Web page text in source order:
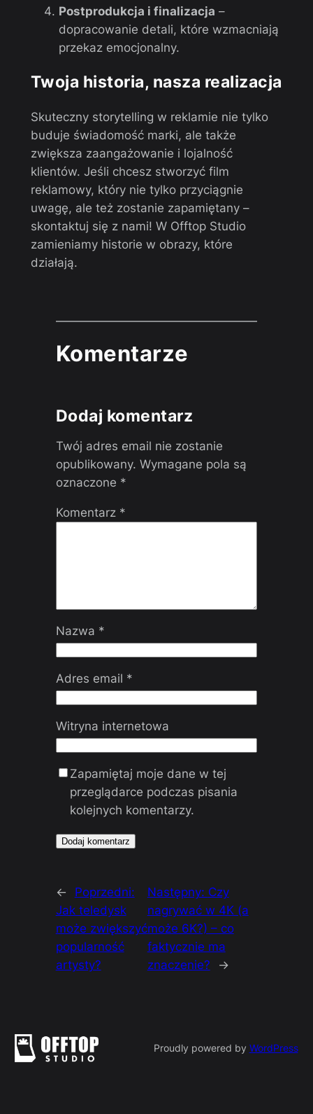
Postprodukcja i finalizacja –
dopracowanie detali, które wzmacniają
przekaz emocjonalny.
Twoja historia, nasza realizacja
Skuteczny storytelling w reklamie nie tylko
buduje świadomość marki, ale także
zwiększa zaangażowanie i lojalność
klientów. Jeśli chcesz stworzyć film
reklamowy, który nie tylko przyciągnie
uwagę, ale też zostanie zapamiętany –
skontaktuj się z nami! W Offtop Studio
zamieniamy historie w obrazy, które
działają.
Komentarze
Dodaj komentarz
Twój adres email nie zostanie
opublikowany. Wymagane pola są
oznaczone *
Komentarz *
Nazwa *
Adres email *
Witryna internetowa
Zapamiętaj moje dane w tej
przeglądarce podczas pisania
kolejnych komentarzy.
←
Poprzedni:
Jak teledysk
może zwiększyć
popularność
artysty?
Następny: Czy
nagrywać w 4K (a
może 6K?) – co
faktycznie ma
znaczenie?
→
Proudly powered by WordPress